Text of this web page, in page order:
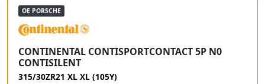
OE PORSCHE
CONTINENTAL CONTISPORTCONTACT 5P N0
CONTISILENT
315/30ZR21 XL XL (105Y)